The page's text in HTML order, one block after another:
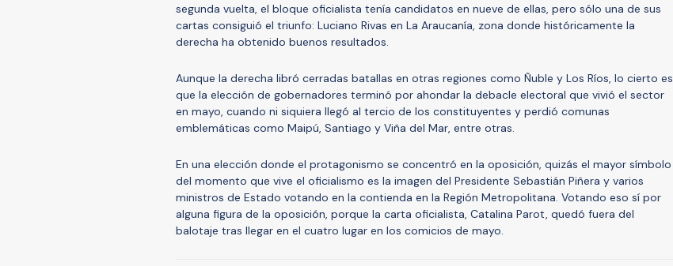
segunda vuelta, el bloque oficialista tenía candidatos en nueve de ellas, pero sólo una de sus
cartas consiguió el triunfo: Luciano Rivas en La Araucanía, zona donde históricamente la
derecha ha obtenido buenos resultados.
Aunque la derecha libró cerradas batallas en otras regiones como Ñuble y Los Ríos, lo cierto es
que la elección de gobernadores terminó por ahondar la debacle electoral que vivió el sector
en mayo, cuando ni siquiera llegó al tercio de los constituyentes y perdió comunas
emblemáticas como Maipú, Santiago y Viña del Mar, entre otras.
En una elección donde el protagonismo se concentró en la oposición, quizás el mayor símbolo
del momento que vive el oficialismo es la imagen del Presidente Sebastián Piñera y varios
ministros de Estado votando en la contienda en la Región Metropolitana. Votando eso sí por
alguna figura de la oposición, porque la carta oficialista, Catalina Parot, quedó fuera del
balotaje tras llegar en el cuatro lugar en los comicios de mayo.